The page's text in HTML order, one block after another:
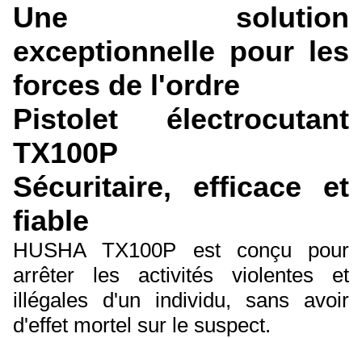
Une solution
exceptionnelle pour les
forces de l'ordre
Pistolet électrocutant
TX100P
Sécuritaire, efficace et
fiable
HUSHA TX100P est conçu pour
arrêter les activités violentes et
illégales d'un individu, sans avoir
d'effet mortel sur le suspect.